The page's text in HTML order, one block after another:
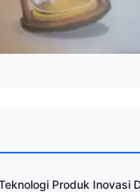
Produk Inovasi